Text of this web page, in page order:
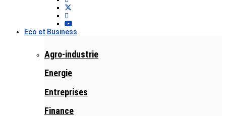
Eco et Business
Agro-industrie
Energie
Entreprises
Finance